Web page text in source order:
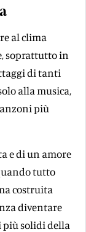
al clima
soprattutto in
di tanti
alla musica,
più
e di un amore
tutto
costruita
diventare
più solidi della